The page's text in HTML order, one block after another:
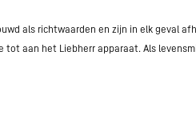
als richtwaarden en zijn in elk geval
aan het Liebherr apparaat. Als